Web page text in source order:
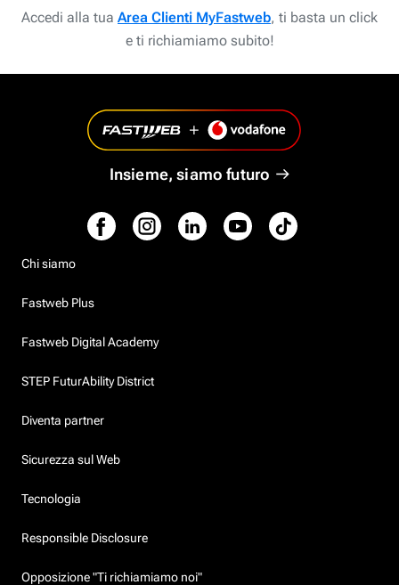
Accedi alla tua Area Clienti MyFastweb, ti basta un click
e ti richiamiamo subito!
Insieme, siamo futuro
Chi siamo
Fastweb Plus
Fastweb Digital Academy
STEP FuturAbility District
Diventa partner
Sicurezza sul Web
Tecnologia
Responsible Disclosure
Opposizione "Ti richiamiamo noi"